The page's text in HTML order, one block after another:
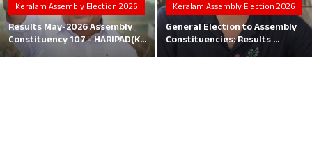
Malayalam
Keralam Assembly Election 2026
Results May-2026 Assembly
Constituency 107 - HARIPAD(K...
Keralam Assembly Election 2026
General Election to Assembly
Constituencies: Results ...